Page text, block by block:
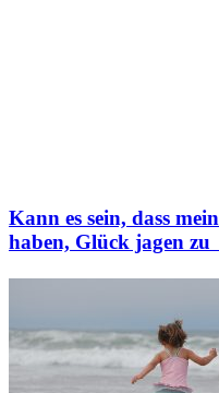
Kann es sein, dass
haben, Glück jagen zu